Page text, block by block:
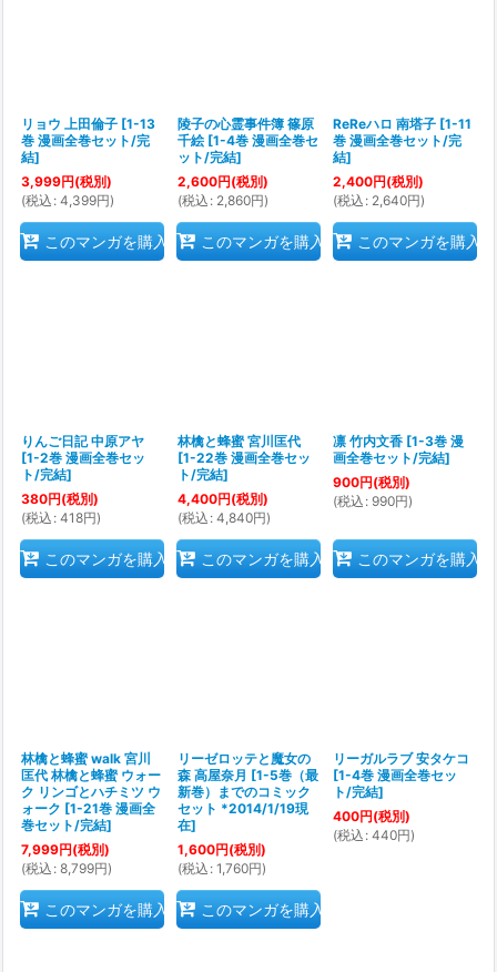
リョウ 上田倫子 [1-13
巻 漫画全巻セット/完
結]
3,999円(税別)
(税込 : 4,399円)
このマンガを購入
陵子の心霊事件簿 篠原
千絵 [1-4巻 漫画全巻セ
ット/完結]
2,600円(税別)
(税込 : 2,860円)
このマンガを購入
ReReハロ 南塔子 [1-11
巻 漫画全巻セット/完
結]
2,400円(税別)
(税込 : 2,640円)
このマンガを購入
りんご日記 中原アヤ
[1-2巻 漫画全巻セッ
ト/完結]
380円(税別)
(税込 : 418円)
このマンガを購入
林檎と蜂蜜 宮川匡代
[1-22巻 漫画全巻セッ
ト/完結]
4,400円(税別)
(税込 : 4,840円)
このマンガを購入
凛 竹内文香 [1-3巻 漫
画全巻セット/完結]
900円(税別)
(税込 : 990円)
このマンガを購入
林檎と蜂蜜 walk 宮川
匡代 林檎と蜂蜜 ウォー
ク リンゴとハチミツ ウ
ォーク [1-21巻 漫画全
巻セット/完結]
7,999円(税別)
(税込 : 8,799円)
このマンガを購入
リーゼロッテと魔女の
森 高屋奈月 [1-5巻（最
新巻）までのコミック
セット *2014/1/19現
在]
1,600円(税別)
(税込 : 1,760円)
このマンガを購入
リーガルラブ 安タケコ
[1-4巻 漫画全巻セッ
ト/完結]
400円(税別)
(税込 : 440円)